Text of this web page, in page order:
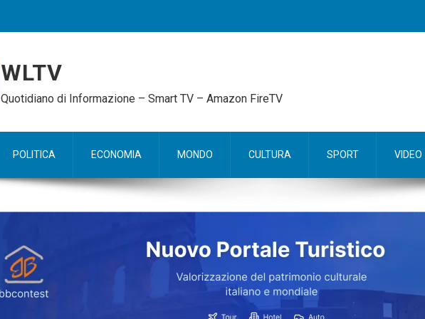
WLTV
Quotidiano di Informazione – Smart TV – Amazon FireTV
POLITICA ECONOMIA MONDO CULTURA SPORT VIDEO